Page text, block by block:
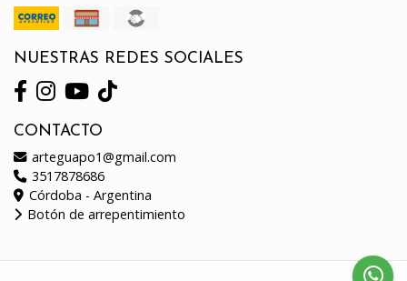
NUESTRAS REDES SOCIALES
CONTACTO
arteguapo1@gmail.com
3517878686
Córdoba - Argentina
Botón de arrepentimiento